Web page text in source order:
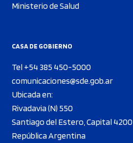
Ministerio de Salud
CASA DE GOBIERNO
Tel +54 385 450-5000
comunicaciones@sde.gob.ar
Ubicada en:
Rivadavia (N) 550
Santiago del Estero, Capital 4200
República Argentina